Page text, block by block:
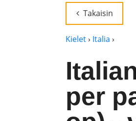
Takaisin
Kielet› Italia ›
per